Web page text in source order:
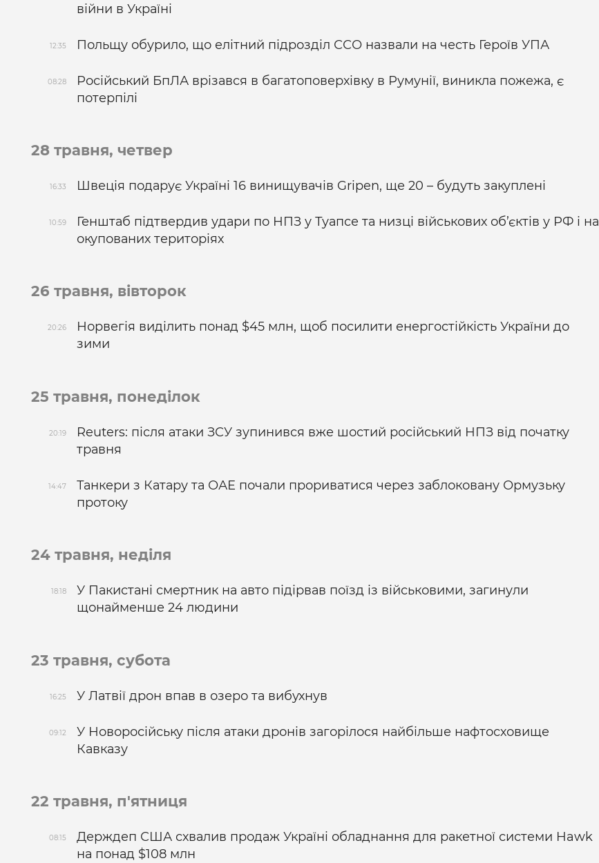
війни в Україні
12:35 Польщу обурило, що елітний підрозділ ССО назвали на честь Героїв УПА
08:28
Російський БпЛА врізався в багатоповерхівку в Румунії, виникла пожежа, є
потерпілі
28 травня, четвер
16:33 Швеція подарує Україні 16 винищувачів Gripen, ще 20 – будуть закуплені
10:59
Генштаб підтвердив удари по НПЗ у Туапсе та низці військових об’єктів у РФ і на
окупованих територіях
26 травня, вівторок
20:26
Норвегія виділить понад $45 млн, щоб посилити енергостійкість України до
зими
25 травня, понеділок
20:19
Reuters: після атаки ЗСУ зупинився вже шостий російський НПЗ від початку
травня
14:47
Танкери з Катару та ОАЕ почали прориватися через заблоковану Ормузьку
протоку
24 травня, неділя
18:18
У Пакистані смертник на авто підірвав поїзд із військовими, загинули
щонайменше 24 людини
23 травня, субота
16:25 У Латвії дрон впав в озеро та вибухнув
09:12
У Новоросійську після атаки дронів загорілося найбільше нафтосховище
Кавказу
22 травня, п'ятниця
08:15
Держдеп США схвалив продаж Україні обладнання для ракетної системи Hawk
на понад $108 млн